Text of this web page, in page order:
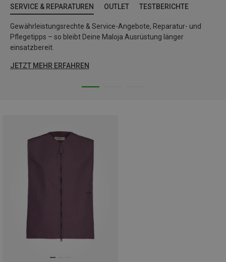
SERVICE & REPARATUREN OUTLET TESTBERICHTE
Gewährleistungsrechte & Service-Angebote, Reparatur- und
Pflegetipps – so bleibt Deine Maloja Ausrüstung länger
einsatzbereit.
JETZT MEHR ERFAHREN